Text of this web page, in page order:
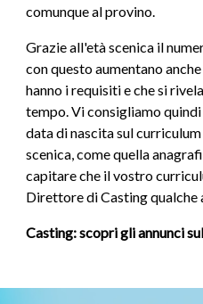
comunque al provino.
Grazie all'età scenica il
con questo aumentano
hanno i requisiti e che si
tempo. Viconsigliamo
data di nascita sul
scenica, come quella
capitare che il vostro
Direttore di Casting qualche
Casting: scopri gli annunci